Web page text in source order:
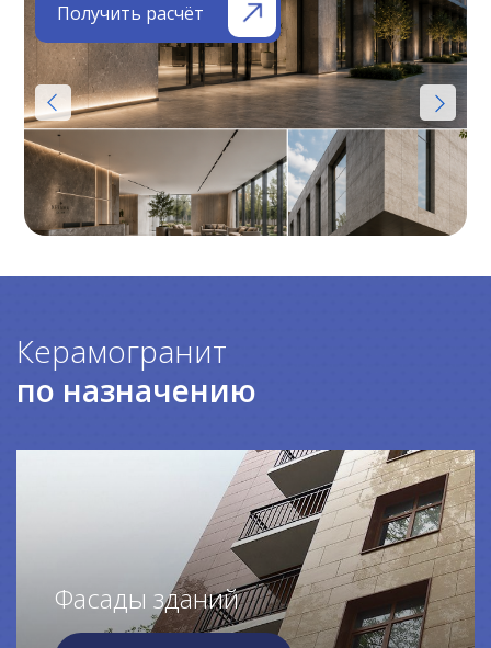
Получить расчёт
Керамогранит
по назначению
Фасады зданий